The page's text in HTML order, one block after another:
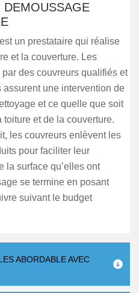
DEMOUSSAGE
un prestataire qui réalise
et la couverture. Les
des couvreurs qualifiés et
une intervention de
et ce quelle que soit
toiture et de la couverture.
les couvreurs enlèvent les
pour faciliter leur
la surface qu’elles ont
se termine en posant
suivant le budget
ABORDABLE AVEC